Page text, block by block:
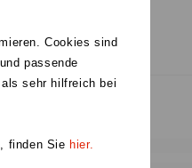
Cookies sind
passende
sehr hilfreich bei
finden Sie hier.